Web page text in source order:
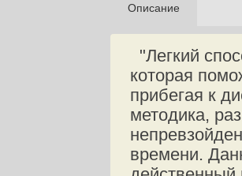
Описание
"Легкий
которая
прибегая к
методика,
времени.